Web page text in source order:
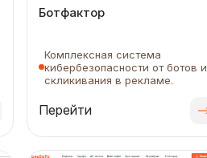
Ботфактор
Комплексная система
кибербезопасности от ботов и
скликивания в рекламе.
Перейти